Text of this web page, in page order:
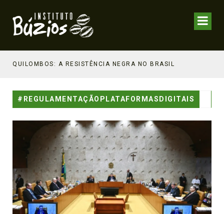
QUILOMBOS: A RESISTÊNCIA NEGRA NO BRASIL
#REGULAMENTAÇÃOPLATAFORMASDIGITAIS